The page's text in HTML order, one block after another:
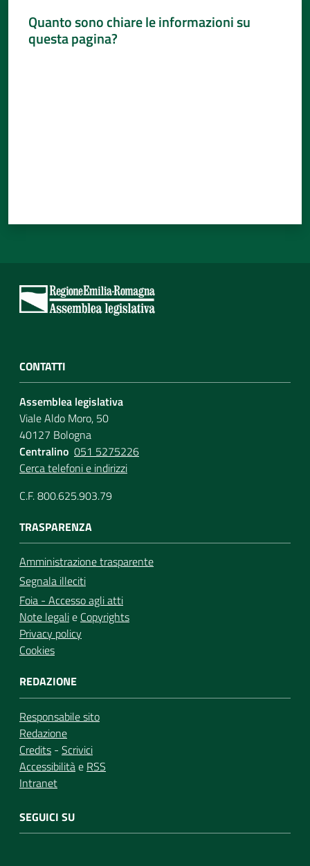
Quanto sono chiare le informazioni su
questa pagina?
CONTATTI
Assemblea legislativa
Viale Aldo Moro, 50
40127 Bologna
Centralino 051 5275226
Cerca telefoni e indirizzi
C.F. 800.625.903.79
TRASPARENZA
Amministrazione trasparente
Segnala illeciti
Foia - Accesso agli atti
Note legalie Copyrights
Privacy policy
Cookies
REDAZIONE
Responsabile sito
Redazione
Credits - Scrivici
Accessibilitàe RSS
Intranet
SEGUICI SU